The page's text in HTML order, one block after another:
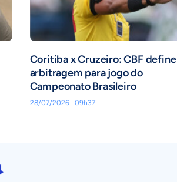
Coritiba x Cruzeiro: CBF define
arbitragem para jogo do
Campeonato Brasileiro
28/07/2026 · 09h37